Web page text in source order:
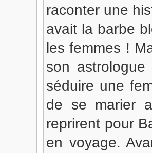
raconter une
avait la barbe
les femmes !
son
séduire une
de se marier
reprirent pour
en voyage.